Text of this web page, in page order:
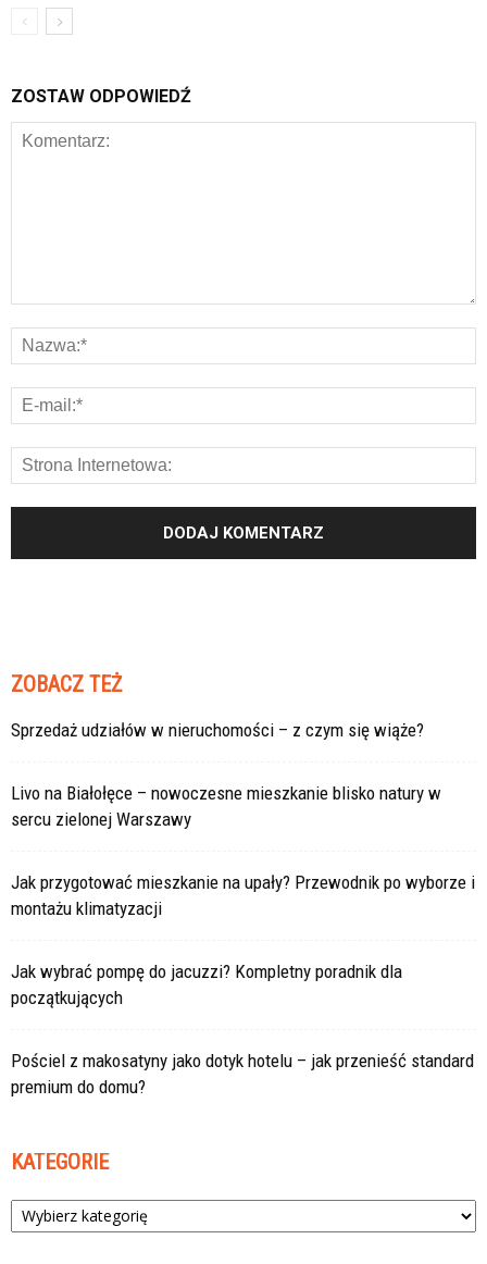
ZOSTAW ODPOWIEDŹ
ZOBACZ TEŻ
Sprzedaż udziałów w nieruchomości – z czym się wiąże?
Livo na Białołęce – nowoczesne mieszkanie blisko natury w
sercu zielonej Warszawy
Jak przygotować mieszkanie na upały? Przewodnik po wyborze i
montażu klimatyzacji
Jak wybrać pompę do jacuzzi? Kompletny poradnik dla
początkujących
Pościel z makosatyny jako dotyk hotelu – jak przenieść standard
premium do domu?
KATEGORIE
Kategorie